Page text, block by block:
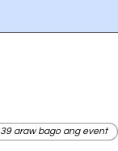
39 araw bago ang event